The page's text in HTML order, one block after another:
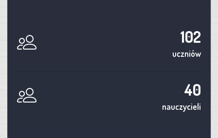
102
uczniów
40
nauczycieli